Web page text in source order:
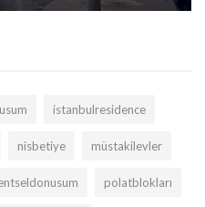
istanbulresidence
nisbetiye müstakilevler
polatblokları